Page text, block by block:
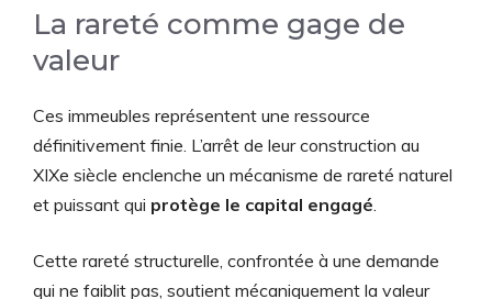
La rareté comme gage de
valeur
Ces immeubles représentent une ressource
définitivement finie. L’arrêt de leur construction au
XIXe siècle enclenche un mécanisme de rareté naturel
et puissant qui protège le capital engagé.
Cette rareté structurelle, confrontée à une demande
qui ne faiblit pas, soutient mécaniquement la valeur